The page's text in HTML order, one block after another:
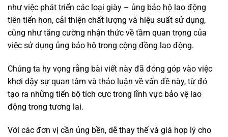
như việc phát triển các loại giày – ủng bảo hộ lao động
tiên tiến hơn, cải thiện chất lượng và hiệu suất sử dụng,
cũng như tăng cường nhận thức về tầm quan trọng của
việc sử dụng ủng bảo hộ trong cộng đồng lao động.
Chúng ta hy vọng rằng bài viết này đã đóng góp vào việc
khơi dậy sự quan tâm và thảo luận về vấn đề này, từ đó
tạo ra những tiến bộ tích cực trong lĩnh vực bảo vệ lao
động trong tương lai.
Với các đơn vị cần ủng bền, dễ thay thế và giá hợp lý cho